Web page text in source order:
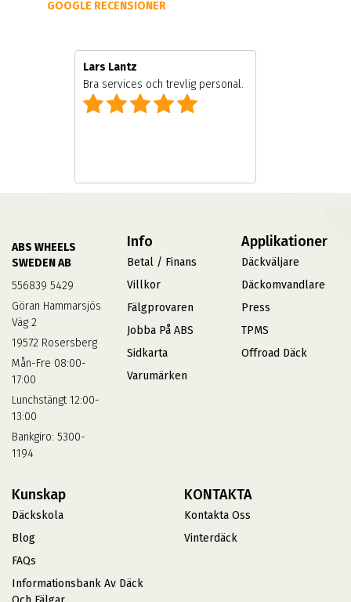
GOOGLE RECENSIONER
Lars Lantz
Bra services och trevlig personal.
ABS WHEELS
SWEDEN AB
556839 5429
Göran Hammarsjös
Väg 2
19572 Rosersberg
Mån-Fre 08:00-
17:00
Lunchstängt 12:00-
13:00
Bankgiro: 5300-
1194
Info
Betal / Finans
Villkor
Fälgprovaren
Jobba På ABS
Sidkarta
Varumärken
Applikationer
Däckväljare
Däckomvandlare
Press
TPMS
Offroad Däck
Kunskap
Däckskola
Blog
FAQs
Informationsbank Av Däck
KONTAKTA
Kontakta Oss
Vinterdäck